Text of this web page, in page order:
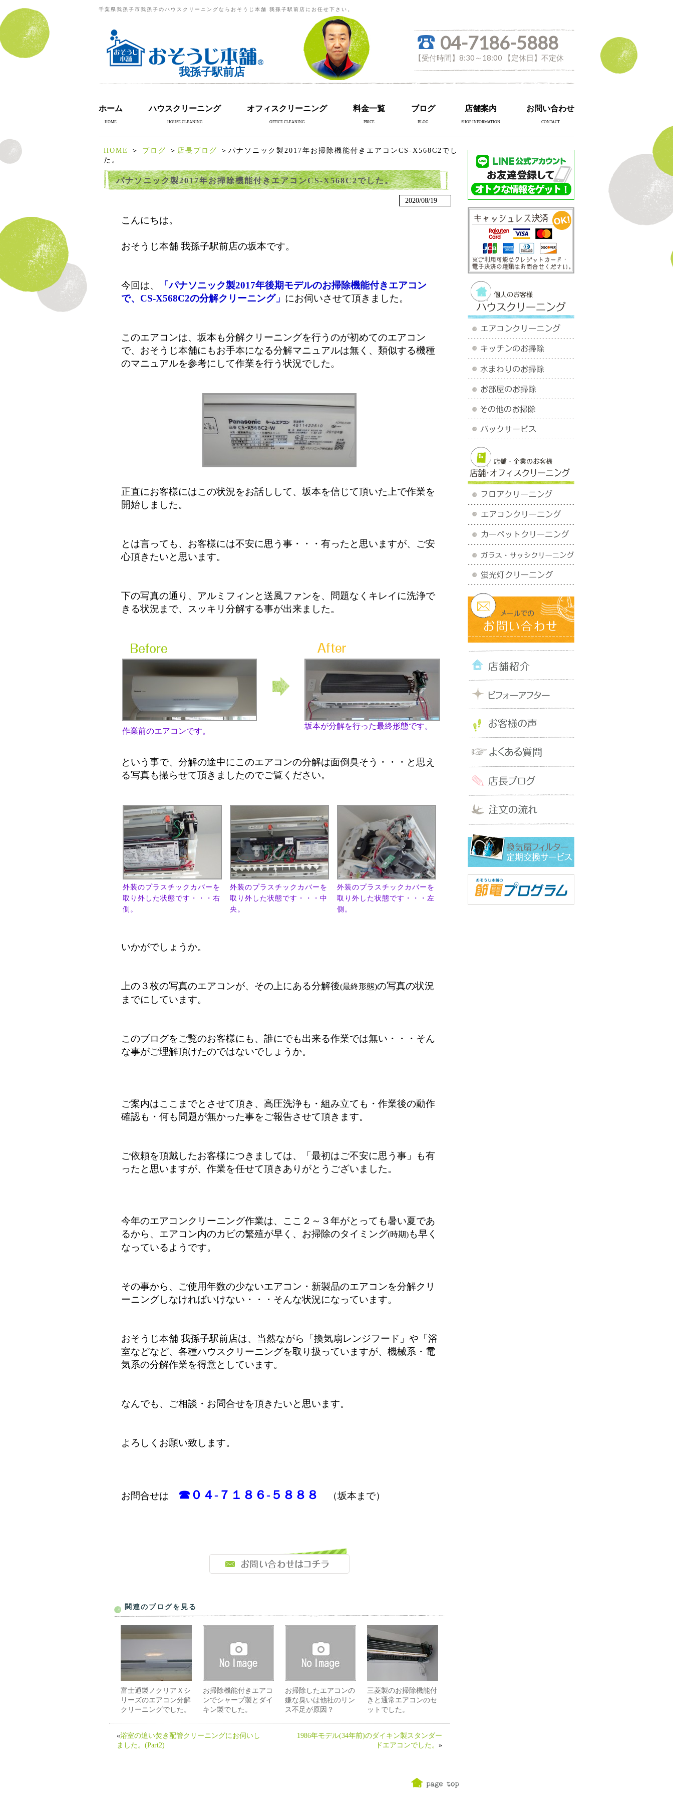
千葉県我孫子市我孫子のハウスクリーニングならおそうじ本舗 我孫子駅前店にお任せ下さい。
我孫子駅前店
04-7186-5888
【受付時間】8:30～18:00 【定休日】不定休
ホーム
HOME
ハウスクリーニング
HOUSE CLEANING
オフィスクリーニング
OFFICE CLEANING
料金一覧
PRICE
ブログ
BLOG
店舗案内
SHOP INFORMATION
お問い合わせ
CONTACT
HOME ＞ ブログ ＞ 店長ブログ
＞パナソニック製2017年お掃除機能付きエアコンCS-X568C2でし
た。
パナソニック製2017年お掃除機能付きエアコンCS-X568C2でした。
2020/08/19
こんにちは。
おそうじ本舗 我孫子駅前店の坂本です。
今回は、
「パナソニック製2017年後期モデルのお掃除機能付きエアコン
で、CS-X568C2の分解クリーニング」 にお伺いさせて頂きました。
このエアコンは、坂本も分解クリーニングを行うのが初めてのエアコン
で、おそうじ本舗にもお手本になる分解マニュアルは無く、類似する機種
のマニュアルを参考にして作業を行う状況でした。
正直にお客様にはこの状況をお話しして、坂本を信じて頂いた上で作業を
開始しました。
とは言っても、お客様には不安に思う事・・・有ったと思いますが、ご安
心頂きたいと思います。
下の写真の通り、アルミフィンと送風ファンを、問題なくキレイに洗浄で
きる状況まで、スッキリ分解する事が出来ました。
作業前のエアコンです。
坂本が分解を行った最終形態です。
という事で、分解の途中にこのエアコンの分解は面倒臭そう・・・と思え
る写真も撮らせて頂きましたのでご覧ください。
外装のプラスチックカバーを
取り外した状態です・・・右
側。
外装のプラスチックカバーを
取り外した状態です・・・中
央。
外装のプラスチックカバーを
取り外した状態です・・・左
側。
いかがでしょうか。
上の３枚の写真のエアコンが、その上にある分解後(最終形態)の写真の状況
までにしています。
このブログをご覧のお客様にも、誰にでも出来る作業では無い・・・そん
な事がご理解頂けたのではないでしょうか。
ご案内はここまでとさせて頂き、高圧洗浄も・組み立ても・作業後の動作
確認も・何も問題が無かった事をご報告させて頂きます。
ご依頼を頂戴したお客様につきましては、「最初はご不安に思う事」も有
ったと思いますが、作業を任せて頂き ありがとうございました。
今年のエアコンクリーニング作業は、ここ２～３年がとっても暑い夏であ
るから、エアコン内のカビの繁殖が早く、お掃除のタイミング(時期)も早く
なっているようです。
その事から、ご使用年数の少ないエアコン・新製品のエアコンを分解クリ
ーニングしなければいけない・・・そんな状況になっています。
おそうじ本舗 我孫子駅前店は、当然ながら「換気扇レンジフード」や「浴
室などなど、各種ハウスクリーニングを取り扱っていますが、機械系・電
気系の分解作業を得意としています。
なんでも、ご相談・お問合せを頂きたいと思います。
よろしくお願い致します。
お問合せは ☎０４-７１８６-５８８８ （坂本まで）
関連のブログを見る
富士通製ノクリアＸシ
リーズのエアコン分解
クリーニングでした。
お掃除機能付きエアコ
ンでシャープ製とダイ
キン製でした。
お掃除したエアコンの
嫌な臭いは他社のリン
ス不足が原因？
三菱製のお掃除機能付
きと通常エアコンのセ
ットでした。
«浴室の追い焚き配管クリーニングにお伺いし
ました。(Part2)
1986年モデル(34年前)のダイキン製スタンダー
ドエアコンでした。 »